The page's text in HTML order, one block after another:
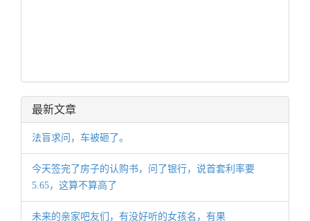
最新文章
法盲求问，车被砸了。
今天签完了房子的认购书，问了银行，说首套利率要
5.65，这算不算高了
未来的亲家吧友们，有没好听的女孩名，有果